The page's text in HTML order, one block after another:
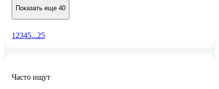
Показать еще 40
1 2345...25
Часто ищут